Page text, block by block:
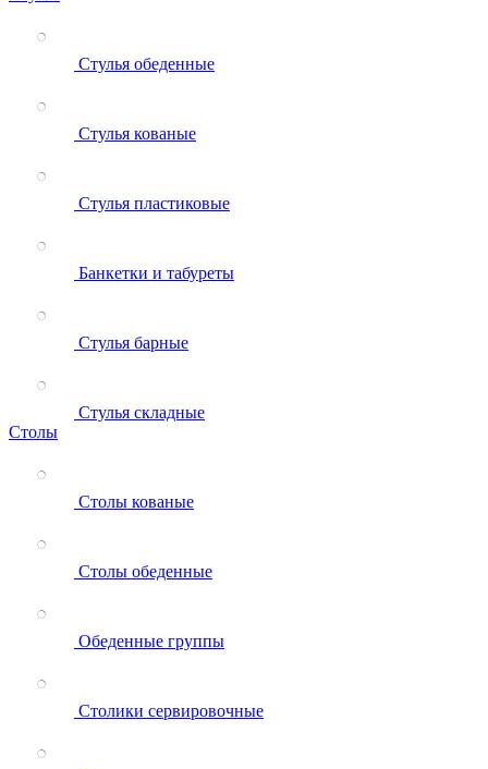
Стулья обеденные
Стулья кованые
Стулья пластиковые
Банкетки и табуреты
Стулья барные
Стулья складные
Столы
Столы кованые
Столы обеденные
Обеденные группы
Столики сервировочные